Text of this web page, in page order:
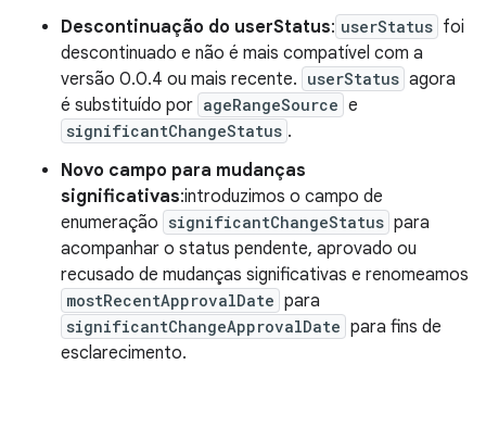
Descontinuação do userStatus: userStatus foi
descontinuado e não é mais compatível com a
versão 0.0.4 ou mais recente. userStatus agora
é substituído por ageRangeSource e
significantChangeStatus .
Novo campo para mudanças
significativas:introduzimos o campo de
enumeração significantChangeStatus para
acompanhar o status pendente, aprovado ou
recusado de mudanças significativas e renomeamos
mostRecentApprovalDate para
significantChangeApprovalDate para fins de
esclarecimento.